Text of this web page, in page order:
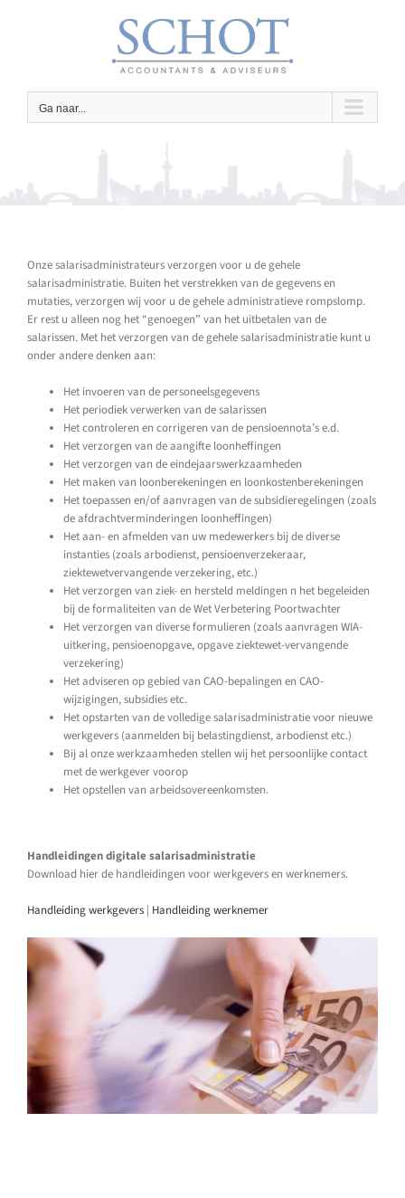
Ga naar...
Onze salarisadministrateurs verzorgen voor u de gehele
salarisadministratie. Buiten het verstrekken van de gegevens en
mutaties, verzorgen wij voor u de gehele administratieve rompslomp.
Er rest u alleen nog het “genoegen” van het uitbetalen van de
salarissen. Met het verzorgen van de gehele salarisadministratie kunt u
onder andere denken aan:
Het invoeren van de personeelsgegevens
Het periodiek verwerken van de salarissen
Het controleren en corrigeren van de pensioennota’s e.d.
Het verzorgen van de aangifte loonheffingen
Het verzorgen van de eindejaarswerkzaamheden
Het maken van loonberekeningen en loonkostenberekeningen
Het toepassen en/of aanvragen van de subsidieregelingen (zoals
de afdrachtverminderingen loonheffingen)
Het aan- en afmelden van uw medewerkers bij de diverse
instanties (zoals arbodienst, pensioenverzekeraar,
ziektewetvervangende verzekering, etc.)
Het verzorgen van ziek- en hersteld meldingen n het begeleiden
bij de formaliteiten van de Wet Verbetering Poortwachter
Het verzorgen van diverse formulieren (zoals aanvragen WIA-
uitkering, pensioenopgave, opgave ziektewet-vervangende
verzekering)
Het adviseren op gebied van CAO-bepalingen en CAO-
wijzigingen, subsidies etc.
Het opstarten van de volledige salarisadministratie voor nieuwe
werkgevers (aanmelden bij belastingdienst, arbodienst etc.)
Bij al onze werkzaamheden stellen wij het persoonlijke contact
met de werkgever voorop
Het opstellen van arbeidsovereenkomsten.
Handleidingen digitale salarisadministratie
Download hier de handleidingen voor werkgevers en werknemers.
Handleiding werkgevers | Handleiding werknemer